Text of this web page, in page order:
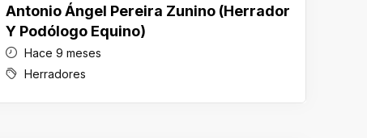
Antonio Ángel Pereira Zunino (Herrador
Y Podólogo Equino)
Hace 9 meses
Herradores